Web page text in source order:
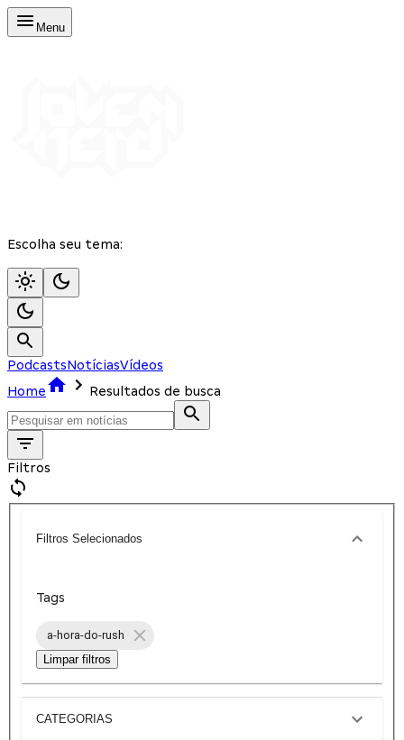
Menu
Escolha seu tema:
PodcastsNotíciasVídeos
Home
Resultados de busca
Filtros
Filtros Selecionados
Tags
a-hora-do-rush
Limpar filtros
CATEGORIAS